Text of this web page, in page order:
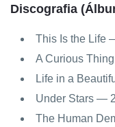
Discografia
This Is the Life
A Curious
Life in a
Under Stars —
The Human